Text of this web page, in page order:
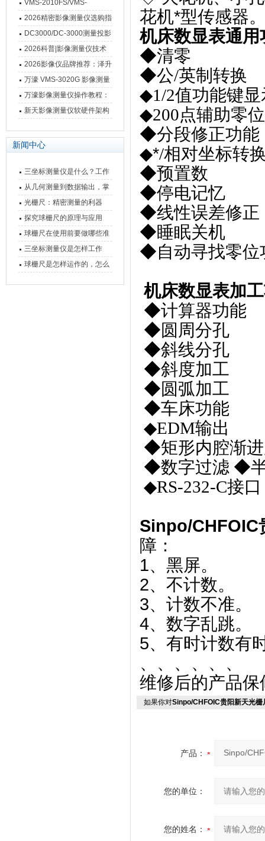
VMS-2010FS/VMS-
3020FS/VMS-4030FS手动
影像测量仪技术参数
2026精密影像测量仪选购指
南 靠谱品牌一站式选型推荐
DC3000/DC-3000测量投影
仪万濠数据处理器数显表故
障维修方法
2026科普|影像测量仪技术
原理、分类及选型应用
2026影像仪品牌推荐：泽升
影像测量仪选型指南
万濠 VMS-3020G 影像测量
仪技术规格与应用解析
万濠影像测量仪操作教程：
从开机到出报告，新手也能
新天影像测量仪软硬件架构
新闻中心
三坐标测量仪是什么？工作
原理、分类与核心功能一次
讲清
从几何测量到数据输出，掌
握万濠影像测量仪的六大核
心能力
光栅尺：精密测量的利器
探究球栅尺的原理与应用
球栅尺在使用前要做哪些准
备工作？
三坐标测量仪是怎样工作
的，功能有什么优势？
球栅尺是怎样运作的，怎么
花机*型传感器
机床数显表通用
◆清零
◆公/英制转换
◆1/2值功能键显
◆200点辅助零
◆分段修正功能
◆*/相对坐标转
◆预置数
◆停电记忆
◆线性误差修正
◆睡眠关机
◆自动寻找零位
机床数显表加
◆计算器功能
◆圆周分孔
◆斜线分孔
◆斜度加工
◆圆弧加工
◆车床功能
◆EDM输出
◆矩形内腔渐
◆数字过滤 ◆
◆RS-232-C接
Sinpo/CHFOIC
障：
1、黑屏。
2、不计数。
3、计数不准。
4、数字乱跳。
5、有时计数有
、、、、、、
维修后的产品
如果你对Sinpo/CHFOIC贵阳新天光栅
产品：
您的单位：
您的姓名：